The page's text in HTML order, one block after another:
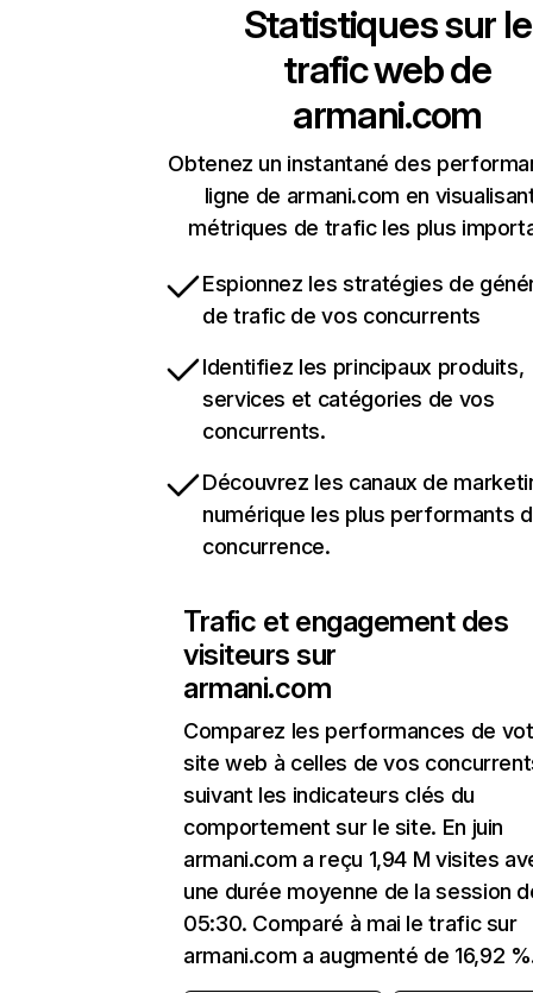
Statistiques sur le
trafic web de
armani.com
Obtenez un instantané des
ligne de armani.com en
métriques de trafic les plus
Espionnez les stratégies de
de trafic de vos concurrents
Identifiez les principaux produits,
services et catégories de vos
concurrents.
Découvrez les canaux de
numérique les plus performants
concurrence.
Trafic et engagement des
visiteurs sur
armani.com
Comparez les performances de
site web à celles de vos
suivant les indicateurs clés du
comportement sur le site. En juin
armani.com a reçu 1,94 M visites
une durée moyenne de la session
05:30. Comparé à mai le trafic sur
armani.com a augmenté de 16,92